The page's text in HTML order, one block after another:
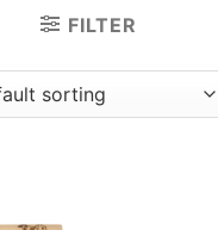
FILTER